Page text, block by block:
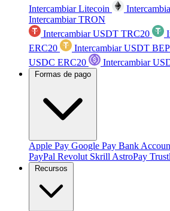
Intercambiar Litecoin
Intercambiar TRON
Intercambiar USDT TRC20
ERC20
Intercambiar USDT
USDC ERC20
Intercambiar
Formas de pago
Apple Pay Google Pay Bank
PayPal Revolut Skrill AstroPay
Recursos